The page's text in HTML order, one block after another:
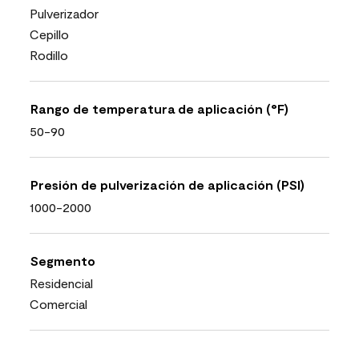
Pulverizador
Cepillo
Rodillo
Rango de temperatura de aplicación (°F)
50-90
Presión de pulverización de aplicación (PSI)
1000-2000
Segmento
Residencial
Comercial